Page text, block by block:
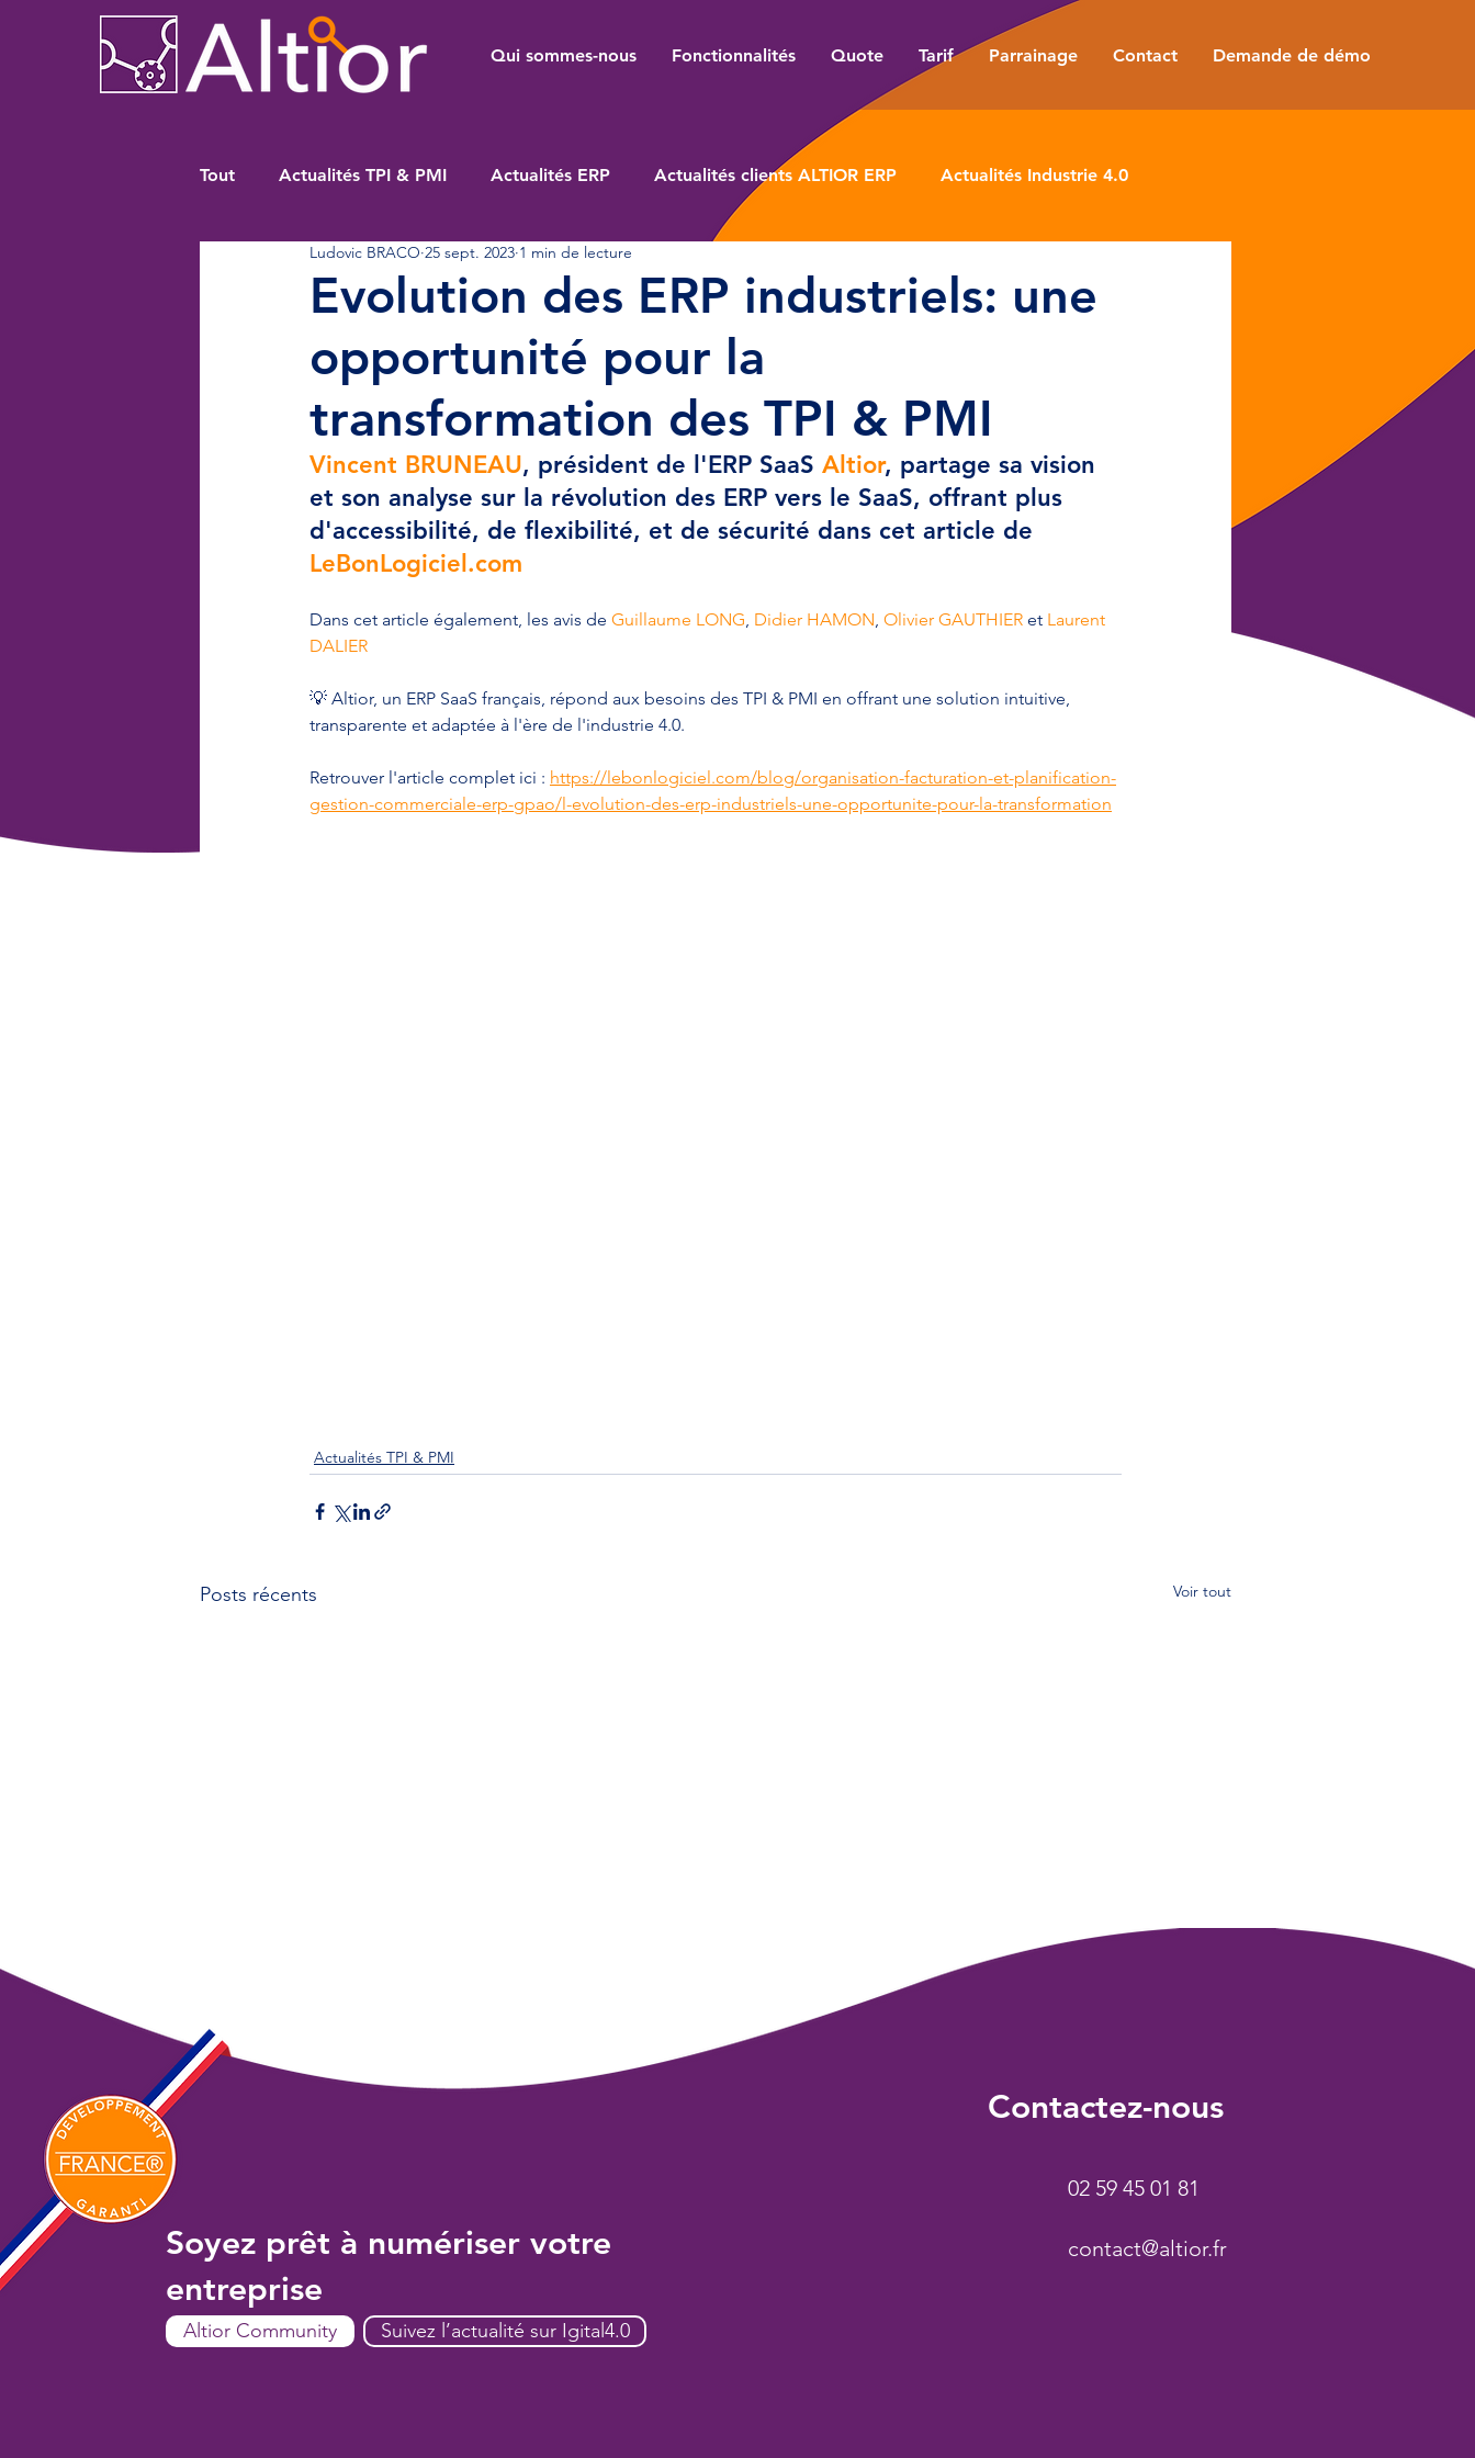
Qui sommes-nous Fonctionnalités Quote Tarif Parrainage Contact Demande de démo
Tout Actualités TPI & PMI Actualités ERP Actualités clients ALTIOR ERP Actualités Industrie 4.0
Evolution des ERP industriels: une
opportunité pour la
transformation des TPI & PMI
Ludovic BRACO 25 sept. 2023 1 min de lecture
Vincent BRUNEAU, président de l'ERP SaaS Altior, partage sa vision
et son analyse sur la révolution des ERP vers le SaaS, offrant plus
d'accessibilité, de flexibilité, et de sécurité dans cet article de
LeBonLogiciel.com
Dans cet article également, les avis de Guillaume LONG, Didier HAMON, Olivier GAUTHIER et Laurent
DALIER
💡 Altior, un ERP SaaS français, répond aux besoins des TPI & PMI en offrant une solution intuitive,
transparente et adaptée à l'ère de l'industrie 4.0.
Retrouver l'article complet ici : https://lebonlogiciel.com/blog/organisation-facturation-et-planification-
gestion-commerciale-erp-gpao/l-evolution-des-erp-industriels-une-opportunite-pour-la-transformation
Actualités TPI & PMI
Posts récents Voir tout
Soyez prêt à numériser votre
entreprise
Altior Community Suivez l’actualité sur Igital4.0
Contactez-nous
02 59 45 01 81
contact@altior.fr